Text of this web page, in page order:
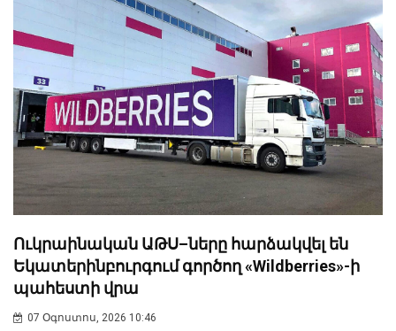
Ուկրաինական ԱԹՍ–ները հարձակվել են
Եկատերինբուրգում գործող «Wildberries»-ի
պահեստի վրա
07 Օգոստոս, 2026 10:46